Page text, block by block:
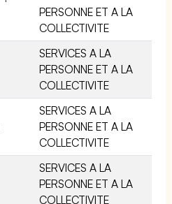
PERSONNE ET A LA
COLLECTIVITE
SERVICES A LA
PERSONNE ET A LA
COLLECTIVITE
SERVICES A LA
PERSONNE ET A LA
COLLECTIVITE
SERVICES A LA
PERSONNE ET A LA
COLLECTIVITE